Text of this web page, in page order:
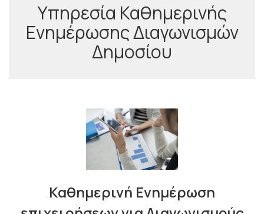
Υπηρεσία Καθημερινής
Ενημέρωσης Διαγωνισμών
Δημοσίου
Καθηµερινή Ενηµέρωση